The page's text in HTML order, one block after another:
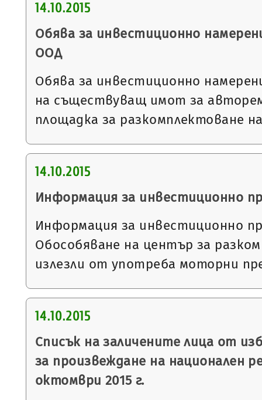
14.10.2015
Обява за инвестиционно
ООД
Обява за инвестиционно
на съществуващ имот за
площадка за разкомплектоване
14.10.2015
Информация за инвестиционно
Информация за инвестиционно
Обособяване на център за
излезли от употреба моторни
14.10.2015
Списък на заличените лица от
за произвеждане на национален
октомври 2015 г.